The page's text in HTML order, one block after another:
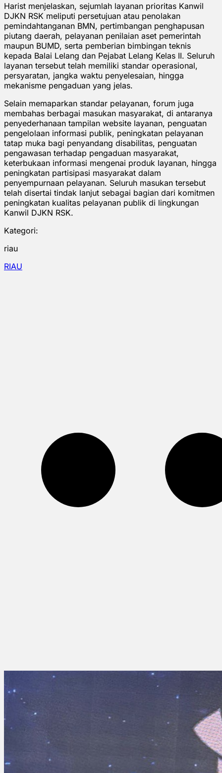
Harist menjelaskan, sejumlah layanan prioritas Kanwil
DJKN RSK meliputi persetujuan atau penolakan
pemindahtanganan BMN, pertimbangan penghapusan
piutang daerah, pelayanan penilaian aset pemerintah
maupun BUMD, serta pemberian bimbingan teknis
kepada Balai Lelang dan Pejabat Lelang Kelas II. Seluruh
layanan tersebut telah memiliki standar operasional,
persyaratan, jangka waktu penyelesaian, hingga
mekanisme pengaduan yang jelas.
Selain memaparkan standar pelayanan, forum juga
membahas berbagai masukan masyarakat, di antaranya
penyederhanaan tampilan website layanan, penguatan
pengelolaan informasi publik, peningkatan pelayanan
tatap muka bagi penyandang disabilitas, penguatan
pengawasan terhadap pengaduan masyarakat,
keterbukaan informasi mengenai produk layanan, hingga
peningkatan partisipasi masyarakat dalam
penyempurnaan pelayanan. Seluruh masukan tersebut
telah disertai tindak lanjut sebagai bagian dari komitmen
peningkatan kualitas pelayanan publik di lingkungan
Kanwil DJKN RSK.
Kategori:
riau
RIAU